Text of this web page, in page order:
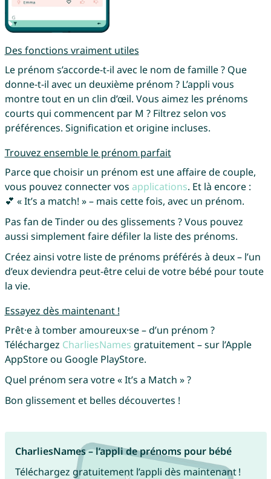
Des fonctions vraiment utiles
Le prénom s’accorde-t-il avec le nom de famille ? Que
donne-t-il avec un deuxième prénom ? L’appli vous
montre tout en un clin d’œil. Vous aimez les prénoms
courts qui commencent par M ? Filtrez selon vos
préférences. Signification et origine incluses.
Trouvez ensemble le prénom parfait
Parce que choisir un prénom est une affaire de couple,
vous pouvez connecter vos applications. Et là encore :
💕 « It’s a match! » – mais cette fois, avec un prénom.
Pas fan de Tinder ou des glissements ? Vous pouvez
aussi simplement faire défiler la liste des prénoms.
Créez ainsi votre liste de prénoms préférés à deux – l’un
d’eux deviendra peut-être celui de votre bébé pour toute
la vie.
Essayez dès maintenant !
Prêt·e à tomber amoureux·se – d’un prénom ?
Téléchargez CharliesNames gratuitement – sur l’Apple
AppStore ou Google PlayStore.
Quel prénom sera votre « It’s a Match » ?
Bon glissement et belles découvertes !
CharliesNames – l’appli de prénoms pour bébé
Téléchargez gratuitement l’appli dès maintenant !